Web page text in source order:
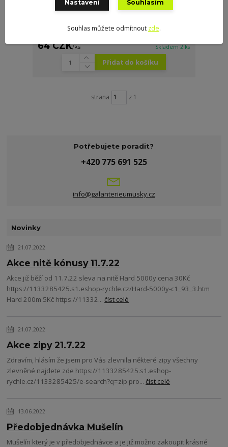
Spona opasková 30 mm - 9999 - černý nikl
64 CZK/ks Skladem 2 ks
Přidat do košíku
strana z 1
Potřebujete poradit?
+420 775 691 525
info@galanterieumusky.cz
Novinky
21.07.2022
Akce nitě kónusy 11.7.22
Akce již běží od 11.7.22 sleva na nitě Hard 5000y cena 30Kč
https://1133285425.s1.eshop-rychle.cz/Hard-5000y-c1_93_3.htm
Hard 200m 5Kč https://11332...číst celé
21.07.2022
Akce zipy 21.7.22
Zdravím, hlásím že jsem pro Vás zlevnila některé zipy všechny
zlevněné najdete zde https://1133285425.s1.eshop-
rychle.cz/1133285425/e-search?q=zip pro...číst celé
13.06.2022
Předobjednávka Mušelín
Mušelín který je v předobjednávce a je již možno zakoupit krásné
Nastavení Souhlasím
Souhlas můžete odmítnout zde.